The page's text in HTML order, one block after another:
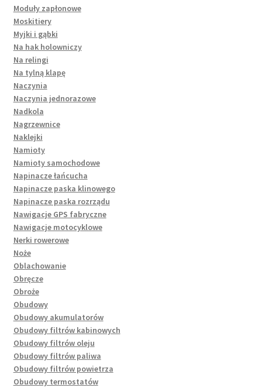
Moduły zapłonowe
Moskitiery
Myjki i gąbki
Na hak holowniczy
Na relingi
Na tylną klapę
Naczynia
Naczynia jednorazowe
Nadkola
Nagrzewnice
Naklejki
Namioty
Namioty samochodowe
Napinacze łańcucha
Napinacze paska klinowego
Napinacze paska rozrządu
Nawigacje GPS fabryczne
Nawigacje motocyklowe
Nerki rowerowe
Noże
Oblachowanie
Obręcze
Obroże
Obudowy
Obudowy akumulatorów
Obudowy filtrów kabinowych
Obudowy filtrów oleju
Obudowy filtrów paliwa
Obudowy filtrów powietrza
Obudowy termostatów